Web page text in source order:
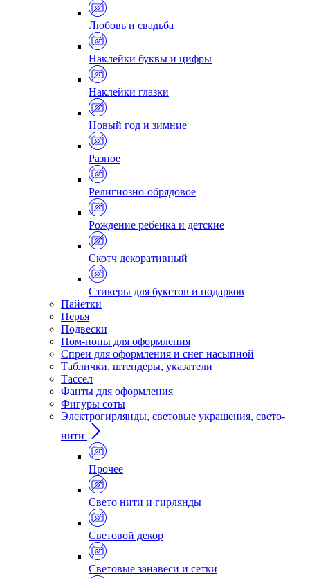
Любовь и свадьба
Наклейки буквы и цифры
Наклейки глазки
Новый год и зимние
Разное
Религиозно-обрядовое
Рождение ребенка и детские
Скотч декоративный
Стикеры для букетов и подарков
Пайетки
Перья
Подвески
Пом-поны для оформления
Спреи для оформления и снег насыпной
Таблички, штендеры, указатели
Тассел
Фанты для оформления
Фигуры соты
Электрогирлянды, световые украшения, свето-
нити
Прочее
Свето нити и гирлянды
Световой декор
Световые занавеси и сетки